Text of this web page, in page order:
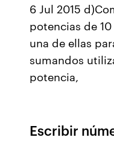
6 Jul 2015
potencias de
una de ellas
sumandos
potencia,
Escribir